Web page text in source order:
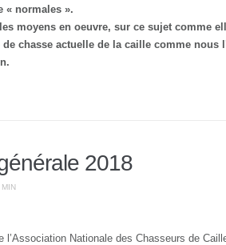
« normales ».
moyens en oeuvre, sur ce sujet comme
chasse actuelle de la caille comme nous
2018
l’Association Nationale des Chasseurs de